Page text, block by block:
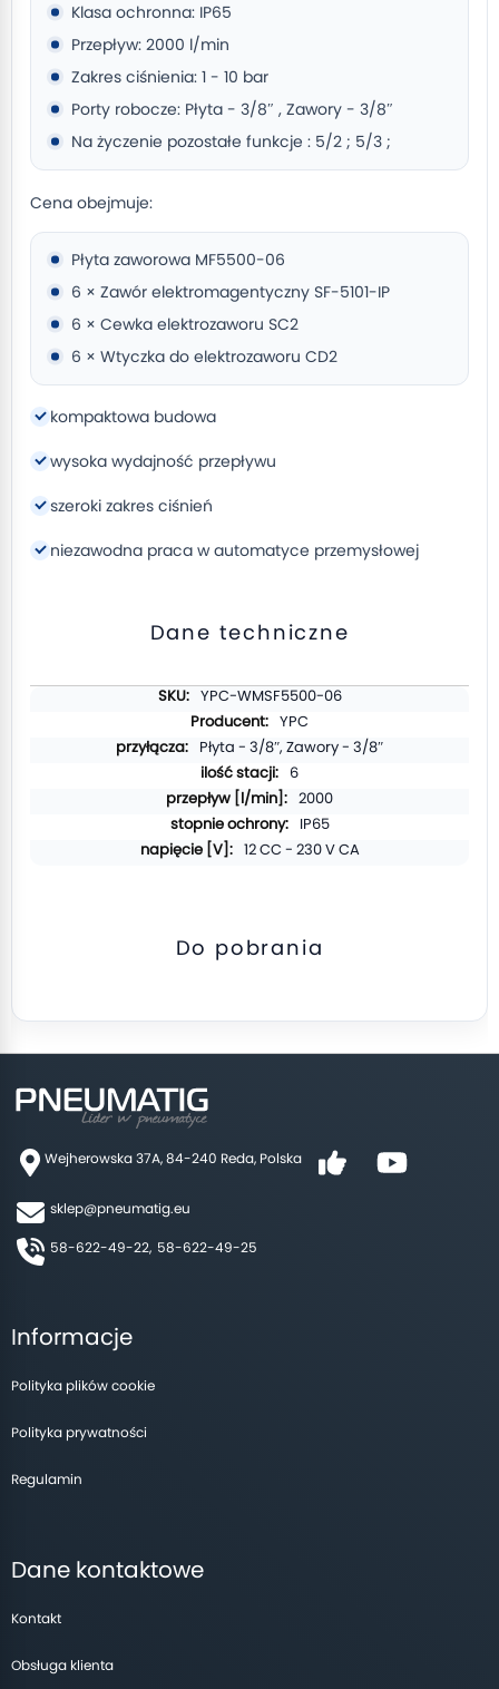
Klasa ochronna: IP65
Przepływ: 2000 l/min
Zakres ciśnienia: 1 - 10 bar
Porty robocze: Płyta - 3/8″ , Zawory - 3/8″
Na życzenie pozostałe funkcje : 5/2 ; 5/3 ;
Cena obejmuje:
Płyta zaworowa MF5500-06
6 × Zawór elektromagentyczny SF-5101-IP
6 × Cewka elektrozaworu SC2
6 × Wtyczka do elektrozaworu CD2
kompaktowa budowa
wysoka wydajność przepływu
szeroki zakres ciśnień
niezawodna praca w automatyce przemysłowej
Dane techniczne
YPC-WMSF5500-06
YPC
Płyta - 3/8″, Zawory - 3/8″
6
2000
IP65
12 CC - 230 V CA
Do pobrania
Wejherowska 37A, 84-240 Reda, Polska
sklep@pneumatig.eu
58-622-49-22, 58-622-49-25
Informacje
Polityka plików cookie
Polityka prywatności
Regulamin
Dane kontaktowe
Kontakt
Obsługa klienta